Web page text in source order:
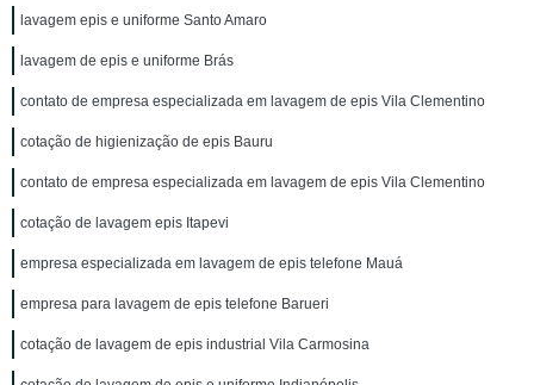
lavagem epis e uniforme Santo Amaro
lavagem de epis e uniforme Brás
contato de empresa especializada em lavagem de epis Vila Clementino
cotação de higienização de epis Bauru
contato de empresa especializada em lavagem de epis Vila Clementino
cotação de lavagem epis Itapevi
empresa especializada em lavagem de epis telefone Mauá
empresa para lavagem de epis telefone Barueri
cotação de lavagem de epis industrial Vila Carmosina